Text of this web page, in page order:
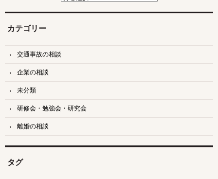
カ
ブ
カテゴリー
交通事故の相談
企業の相談
未分類
研修会・勉強会・研究会
離婚の相談
タグ